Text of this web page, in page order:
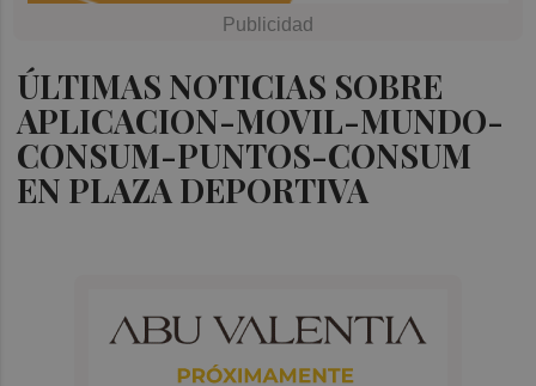
ÚLTIMAS NOTICIAS SOBRE
APLICACION-MOVIL-MUNDO-
CONSUM-PUNTOS-CONSUM
EN PLAZA DEPORTIVA